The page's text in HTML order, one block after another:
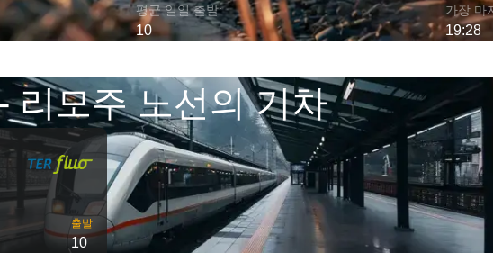
평균 일일 출발:
10
가장 마
19:28
리모주 노선의 기차
출발
10